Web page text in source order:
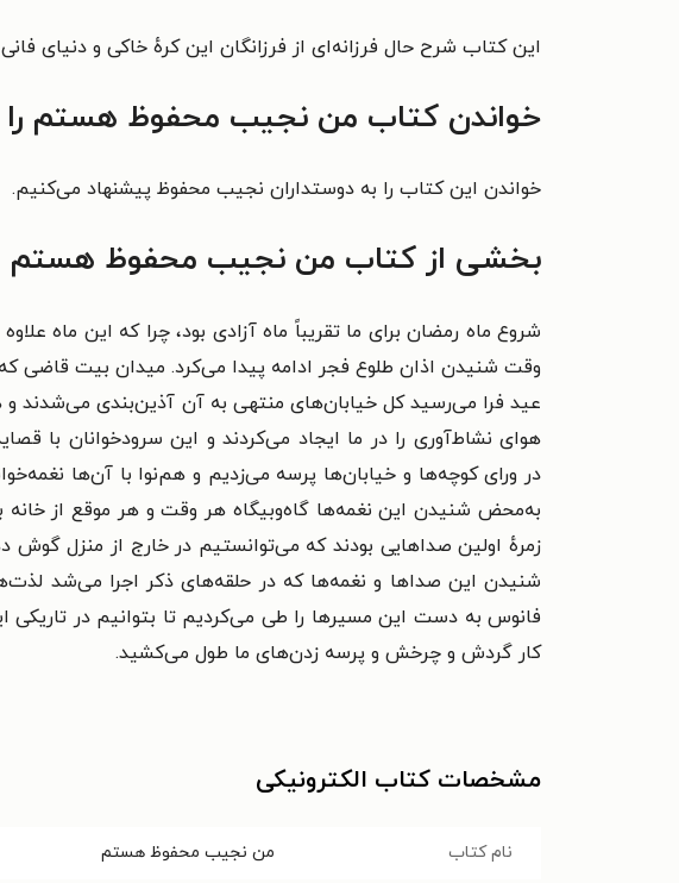
این کتاب شرح حال فرزانه‌ای از فرزانگان این کرهٔ خاکی و دنیای
خواندن کتاب من نجیب محفوظ هستم را
خواندن این کتاب را به دوستداران نجیب محفوظ پیشنهاد می‌کنیم.
بخشی از کتاب من نجیب محفوظ هستم
شروع ماه رمضان برای ما تقریباً ماه آزادی بود، چرا که این ماه
وقت شنیدن اذان طلوع فجر ادامه پیدا می‌کرد. میدان بیت قاضی
عید فرا می‌رسید کل خیابان‌های منتهی به آن آذین‌بندی می‌شدند و
هوای نشاط‌آوری رادر ما ایجاد می‌کردند و این سرودخوانان با
در ورای کوچه‌ها و خیابان‌ها پرسه می‌زدیم و هم‌نوا با آن‌ها
به‌محض شنیدن این نغمه‌ها گاه‌وبیگاه هر وقت و هر موقع از خانه
زمرهٔ اولین صداهایی بودند که می‌توانستیم در خارج از منزلگوش
شنیدن این صداها و نغمه‌ها که در حلقه‌های ذکر اجرا می‌شد
فانوس به دست این مسیرها را طی می‌کردیم تا بتوانیم در
کار گردش و چرخش و پرسه زدن‌های ما طول می‌کشید.
مشخصات کتاب الکترونیکی
نام کتاب من نجیب محفوظ هستم